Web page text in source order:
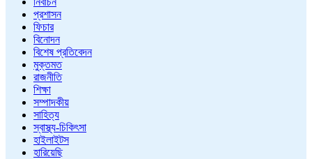
প্রশাসন
ফিচার
বিনোদন
বিশেষ প্রতিবেদন
মুক্তমত
রাজনীতি
শিক্ষা
সম্পাদকীয়
সাহিত্য
স্বাস্থ্য-চিকিৎসা
হাইলাইটস
হারিয়েছি